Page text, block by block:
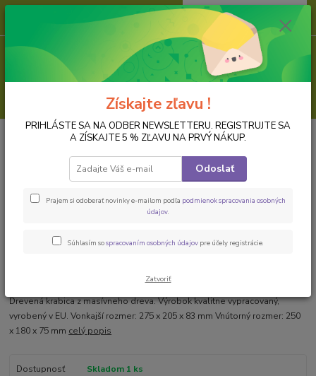
ks
za 0,00 EUR
PREDMETY K DOZDOBENIU Dreveny polotovar
Drevená krabica
Drevená krabica z masívneho dreva. Výrobok kvalitne vypracovaný,
vyrobený v EU. Vonkajší rozmer: 275 x 205 x 83 mm Vnútorný rozmer: 250
x 180 x 75 mm celý popis
Dostupnosť
Skladom 1 ks
Získajte zľavu !
PRIHLÁSTE SA NA ODBER NEWSLETTERU. REGISTRUJTE SA
A ZÍSKAJTE 5 % ZĽAVU NA PRVÝ NÁKUP.
Odoslať
Prajem si odoberať novinky e-mailom podľa podmienok spracovania osobných
údajov.
Súhlasím sospracovaním osobných údajov pre účely registrácie.
Zatvoriť